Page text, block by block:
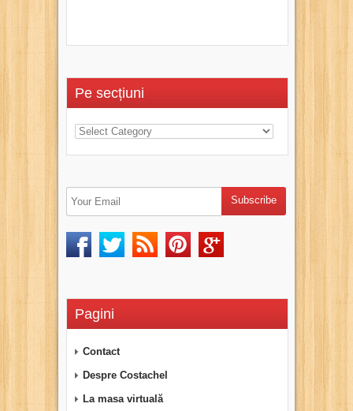
Pe secțiuni
Pagini
Contact
Despre Costachel
La masa virtuală